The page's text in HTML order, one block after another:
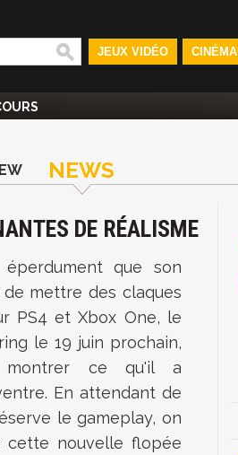
JEUX VIDÉO CINÉMA
NEWS
DE RÉALISME
que son
mettre des claques
PS4 et Xbox One, le
le 19 juin prochain,
montrer ce qu'il a
En attendant de
le gameplay, on
nouvelle flopée